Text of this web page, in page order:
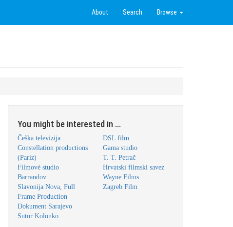
About Search Browse
You might be interested in ...
Češka televizija
Constellation productions
(Pariz)
Filmové studio
Barrandov
Slavonija Nova, Full
Frame Production
Dokument Sarajevo
Sutor Kolonko
DSL film
Gama studio
T. T. Petrač
Hrvatski filmski savez
Wayne Films
Zagreb Film